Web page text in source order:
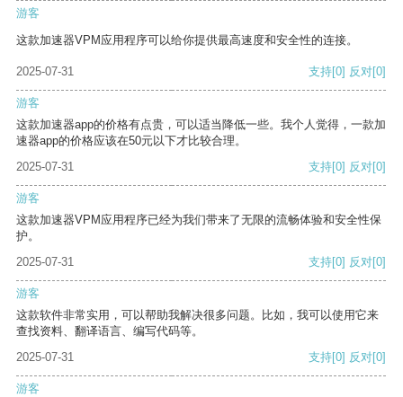
游客
这款加速器VPM应用程序可以给你提供最高速度和安全性的连接。
2025-07-31 支持[0] 反对[0]
游客
这款加速器app的价格有点贵，可以适当降低一些。我个人觉得，一款加
速器app的价格应该在50元以下才比较合理。
2025-07-31
支持[0] 反对[0]
游客
这款加速器VPM应用程序已经为我们带来了无限的流畅体验和安全性保
护。
2025-07-31
支持[0] 反对[0]
游客
这款软件非常实用，可以帮助我解决很多问题。比如，我可以使用它来
查找资料、翻译语言、编写代码等。
2025-07-31
支持[0] 反对[0]
游客